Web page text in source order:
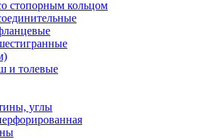
стопорным кольцом
и толевые
углы